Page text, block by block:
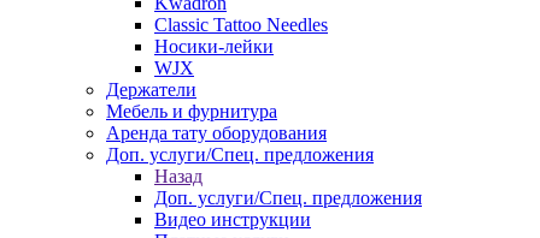
Classic Tattoo Needles
Носики-лейки
WJX
Держатели
Мебель и фурнитура
Аренда тату оборудования
Доп. услуги/Спец. предложения
Назад
Доп. услуги/Спец. предложения
Видео инструкции